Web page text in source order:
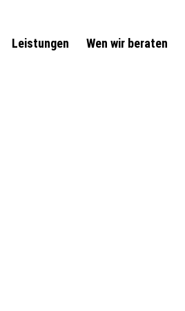
Leistungen Wen wir beraten